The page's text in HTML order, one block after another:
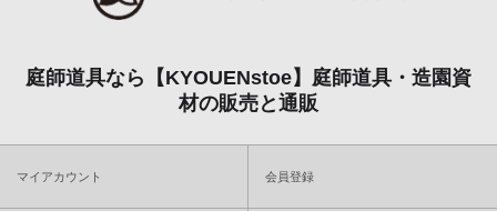
庭師道具なら【KYOUENstoe】庭師道具・造園資
材の販売と通販
マイアカウント 会員登録